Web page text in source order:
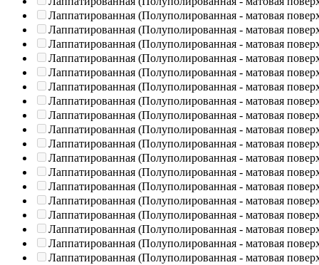
Лаппатированная (Полуполированная - матовая
Лаппатированная (Полуполированная - матовая
Лаппатированная (Полуполированная - матовая
Лаппатированная (Полуполированная - матовая
Лаппатированная (Полуполированная - матовая
Лаппатированная (Полуполированная - матовая
Лаппатированная (Полуполированная - матовая
Лаппатированная (Полуполированная - матовая
Лаппатированная (Полуполированная - матовая
Лаппатированная (Полуполированная - матовая
Лаппатированная (Полуполированная - матовая
Лаппатированная (Полуполированная - матовая
Лаппатированная (Полуполированная - матовая
Лаппатированная (Полуполированная - матовая
Лаппатированная (Полуполированная - матовая
Лаппатированная (Полуполированная - матовая
Лаппатированная (Полуполированная - матовая
Лаппатированная (Полуполированная - матовая